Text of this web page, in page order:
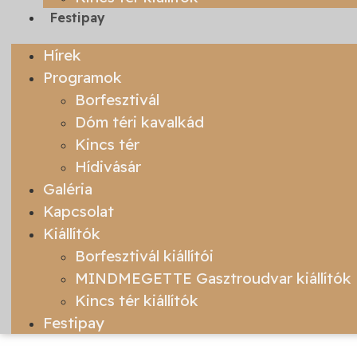
Festipay
Hírek
Programok
Borfesztivál
Dóm téri kavalkád
Kincs tér
Hídivásár
Galéria
Kapcsolat
Kiállítók
Borfesztivál kiállítói
MINDMEGETTE Gasztroudvar kiállítók
Kincs tér kiállítók
Festipay